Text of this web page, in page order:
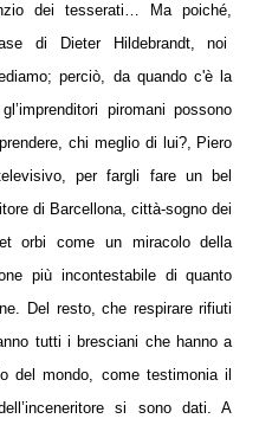
dei tesserati… Ma poiché,
di Dieter Hildebrandt, noi
perciò, da quando c'è la
piromani possono
chi meglio di lui?, Piero
per fargli fare un bel
di Barcellona, città-sogno dei
orbi come un miracolo della
più incontestabile di quanto
Del resto, che respirare rifiuti
tutti i bresciani che hanno a
del mondo, come testimonia il
si sono dati. A